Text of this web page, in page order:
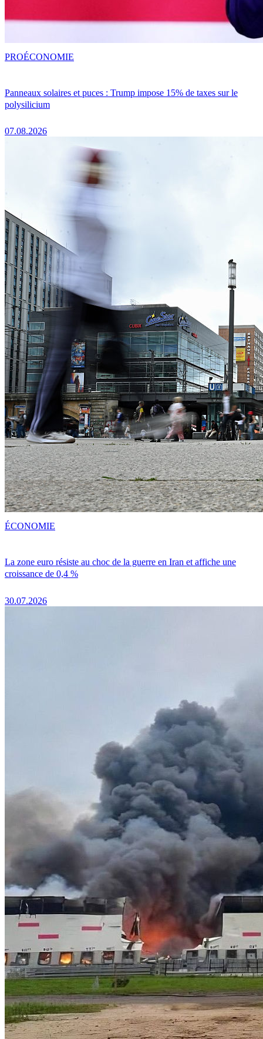
Panneaux solaires et puces : Trump impose 15% de taxes sur le
polysilicium
07.08.2026
PROÉCONOMIE
La zone euro résiste au choc de la guerre en Iran et affiche une
croissance de 0,4 %
30.07.2026
ÉCONOMIE